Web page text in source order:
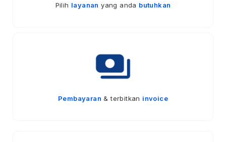
Pilih layanan yang anda butuhkan
Pembayaran & terbitkan invoice